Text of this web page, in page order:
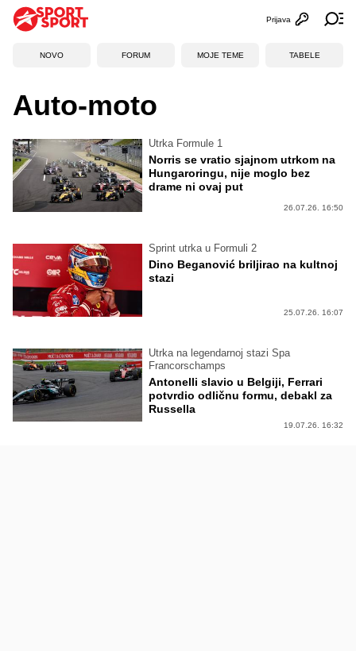
Otvori
Prijava
NOVO FORUM MOJE TEME TABELE
Auto-moto
Utrka Formule 1
Norris se vratio sjajnom utrkom na
Hungaroringu, nije moglo bez
drame ni ovaj put
26.07.26. 16:50
Sprint utrka u Formuli 2
Dino Beganović briljirao na kultnoj
stazi
25.07.26. 16:07
Utrka na legendarnoj stazi Spa
Francorschamps
Antonelli slavio u Belgiji, Ferrari
potvrdio odličnu formu, debakl za
Russella
19.07.26. 16:32